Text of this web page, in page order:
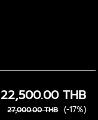
22,500.00 THB
27,000.00 THB (-17%)